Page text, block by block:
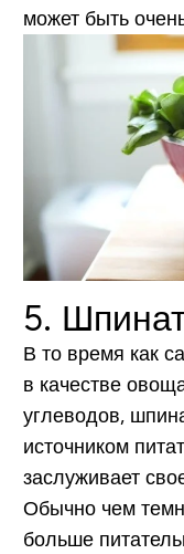
может быть
5.
В то время как
в качестве
углеводов,
источником
заслуживает
Обычно чем
больше